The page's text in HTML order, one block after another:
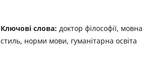
Ключові слова: доктор філософії,
стиль, норми мови, гуманітарна освіта